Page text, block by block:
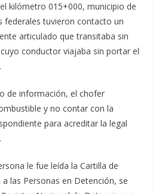
kilómetro 015+000, municipio de
federales tuvieron contacto un
articulado que transitaba sin
conductor viajaba sin portar el
de información, el chofer
y no contar con la
para acreditar la legal
le fue leída la Cartilla de
las Personas en Detención, se